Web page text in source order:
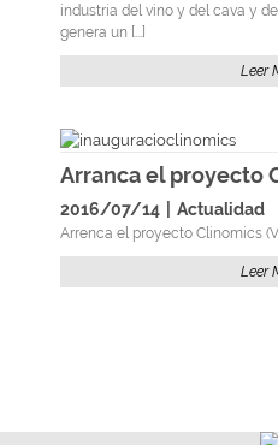
industria del vino y del cava y
genera un [...]
Leer
Arranca el proyecto
2016/07/14 Actualidad
Arrenca el proyecto Clinomics
Leer